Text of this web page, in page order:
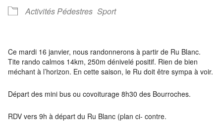
Activités Pédestres Sport
Ce mardi 16 janvier, nous randonnerons à partir de Ru Blanc.
Tite rando calmos 14km, 250m dénivelé positif. Rien de bien
méchant à l’horizon. En cette saison, le Ru doit être sympa à voir.
Départ des mini bus ou covoiturage 8h30 des Bourroches.
RDV vers 9h à départ du Ru Blanc (plan ci- contre.